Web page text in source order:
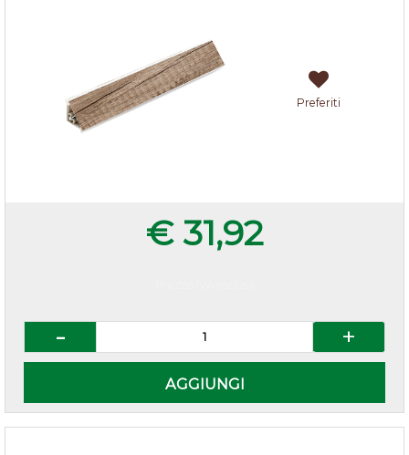
Preferiti
€ 31,92
AGGIUNGI